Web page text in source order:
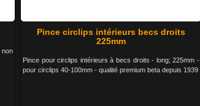
Pince circlips intérieurs becs droits
225mm
Pince pour circlips intérieurs à becs droits - long; 225mm -
pour circlips 40-100mm - qualité premium beta depuis 1939